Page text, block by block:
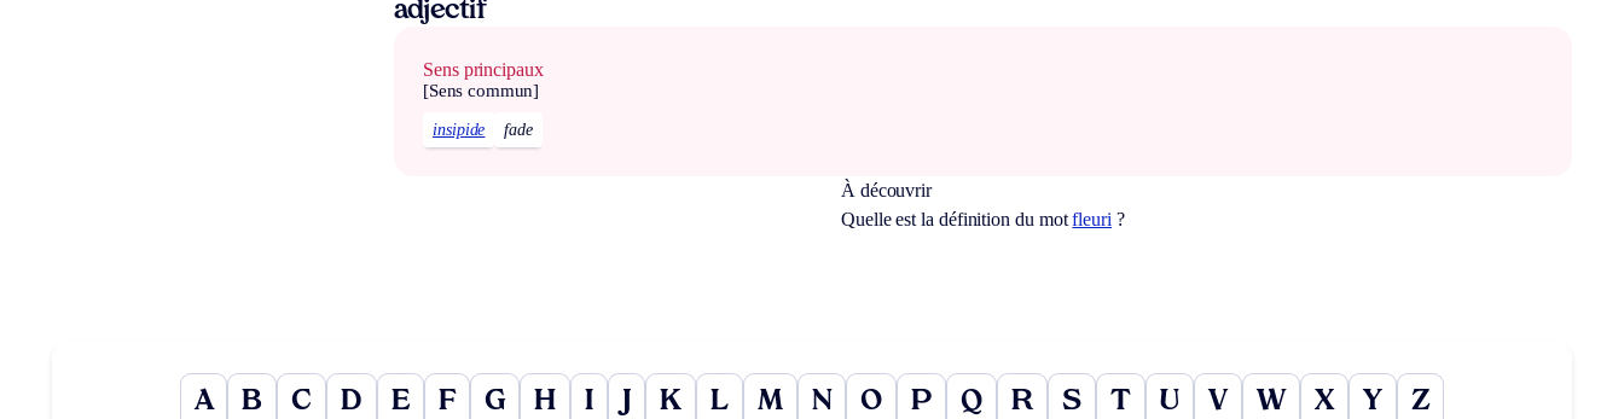
adjectif
Sens principaux
[Sens commun]
insipide fade
À découvrir
Quelle est la définition du motfleuri ?
A B C D E F G H I J K L M N O P Q R S T U V W X Y Z